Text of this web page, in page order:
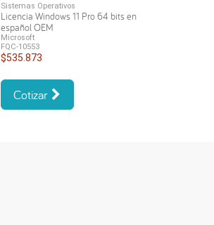
Sistemas Operativos
Licencia Windows 11 Pro 64 bits en
español OEM
Microsoft
FQC-10553
$535.873
Cotizar